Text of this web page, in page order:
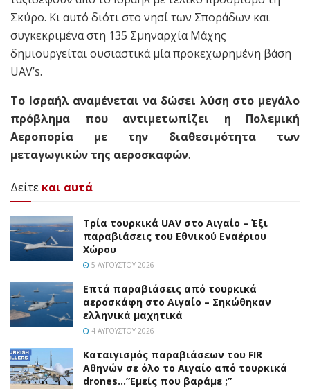
Σκύρο. Κι αυτό διότι στο νησί των Σποράδων και
συγκεκριμένα στη 135 Σμηναρχία Μάχης
δημιουργείται ουσιαστικά μία προκεχωρημένη βάση
UAV’s.
Το Ισραήλ αναμένεται να δώσει λύση στο μεγάλο
πρόβλημα που αντιμετωπίζει η Πολεμική
Αεροπορία με την διαθεσιμότητα των
μεταγωγικών της αεροσκαφών.
Δείτε και αυτά
Τρία τουρκικά UAV στο Αιγαίο – Έξι
παραβιάσεις του Εθνικού Εναέριου
Χώρου
5 ΑΥΓΟΎΣΤΟΥ 2026
Επτά παραβιάσεις από τουρκικά
αεροσκάφη στο Αιγαίο – Σηκώθηκαν
ελληνικά μαχητικά
4 ΑΥΓΟΎΣΤΟΥ 2026
Καταιγισμός παραβιάσεων του FIR
Αθηνών σε όλο το Αιγαίο από τουρκικά
drones…”Εμείς που βαράμε ;”